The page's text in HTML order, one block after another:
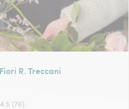
R. Treccani
4.5 (76)